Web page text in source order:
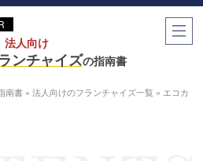
法⼈向け
ンチャイズの指南書
南書 » 法人向けのフランチャイズ一覧 » エコカ